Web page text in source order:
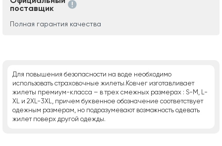
поставщик
Полная гарантия качества
Для повышения безопасности на воде необходимо
использовать страховочные жилеты.Ковчег изготавливает
жилеты премиум-класса – в трех смежных размерах : S-М, L-
XL и 2XL-3XL, причем буквенное обозначение соответствует
одежным размерам, но подразумевают возможность одевать
жилет поверх другой одежды.